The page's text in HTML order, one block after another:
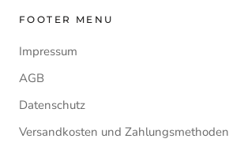
FOOTER MENU
Impressum
AGB
Datenschutz
Versandkosten und Zahlungsmethoden